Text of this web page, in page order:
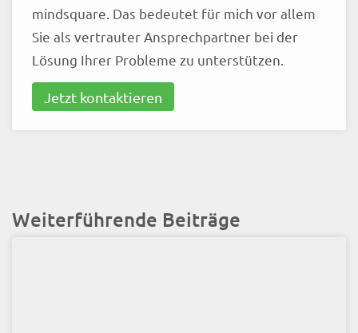
mindsquare. Das bedeutet für mich vor allem
Sie als vertrauter Ansprechpartner bei der
Lösung Ihrer Probleme zu unterstützen.
Jetzt kontaktieren
Weiterführende Beiträge